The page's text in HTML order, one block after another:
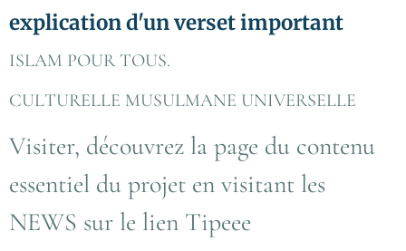
explication d'un verset important
ISLAM POUR TOUS.
CULTURELLE MUSULMANE UNIVERSELLE
Visiter, découvrez la page du contenu
essentiel du projet en visitant les
NEWS sur le lien Tipeee